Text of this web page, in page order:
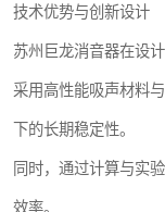
技术优势与创新设计
苏州巨龙消音器在设
采用高性能吸声材料
下的长期稳定性。
同时，通过计算与实
效率。